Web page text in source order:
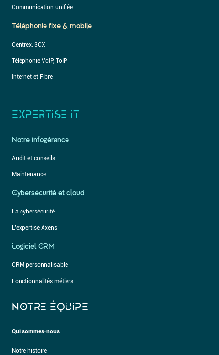
Communication unifiée
Téléphonie fixe & mobile
Centrex, 3CX
Téléphonie VoIP, ToIP
Internet et Fibre
EXPERTISE IT
Notre infogérance
Audit et conseils
Maintenance
Cybersécurité et cloud
La cybersécurité
L’expertise Axens
Logiciel CRM
CRM personnalisable
Fonctionnalités métiers
NOTRE ÉQUIPE
Qui sommes-nous
Notre histoire